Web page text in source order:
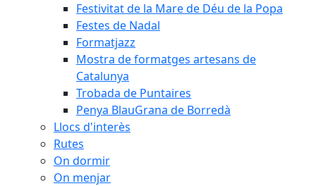
Festivitat de la Mare de Déu de la Popa
Festes de Nadal
Formatjazz
Mostra de formatges artesans de
Catalunya
Trobada de Puntaires
Penya BlauGrana de Borredà
Llocs d'interès
Rutes
On dormir
On menjar